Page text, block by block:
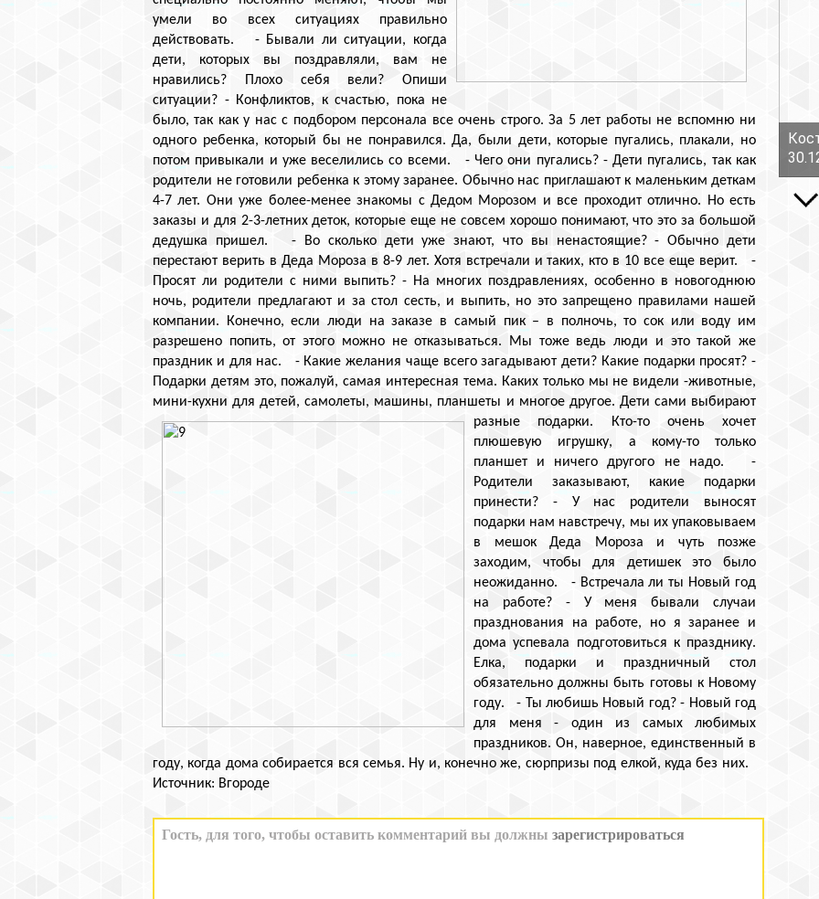
умели во всех ситуациях правильно
действовать. - Бывали ли ситуации, когда
дети, которых вы поздравляли, вам не
нравились? Плохо себя вели? Опиши
ситуации? - Конфликтов, к счастью, пока не
было, так как у нас с подбором персонала все очень строго. За 5 лет работы не вспомню ни
одного ребенка, который бы не понравился. Да, были дети, которые пугались, плакали, но
потом привыкали и уже веселились со всеми. - Чего они пугались? - Дети пугались, так как
родители не готовили ребенка к этому заранее. Обычно нас приглашают к маленьким деткам
4-7 лет. Они уже более-менее знакомы с Дедом Морозом и все проходит отлично. Но есть
заказы и для 2-3-летних деток, которые еще не совсем хорошо понимают, что это за большой
дедушка пришел. - Во сколько дети уже знают, что вы ненастоящие? - Обычно дети
перестают верить в Деда Мороза в 8-9 лет. Хотя встречали и таких, кто в 10 все еще верит. -
Просят ли родители с ними выпить? - На многих поздравлениях, особенно в новогоднюю
ночь, родители предлагают и за стол сесть, и выпить, но это запрещено правилами нашей
компании. Конечно, если люди на заказе в самый пик – в полночь, то сок или воду им
разрешено попить, от этого можно не отказываться. Мы тоже ведь люди и это такой же
праздник и для нас. - Какие желания чаще всего загадывают дети? Какие подарки просят? -
Подарки детям это, пожалуй, самая интересная тема. Каких только мы не видели -животные,
мини-кухни для детей, самолеты, машины, планшеты и многое другое. Дети сами выбирают
разные подарки.
Кто-то очень хочет
плюшевую игрушку, а кому-то только
планшет и ничего другого не надо. -
Родители заказывают, какие подарки
принести? - У нас родители выносят
подарки нам навстречу, мы их упаковываем
в мешок Деда Мороза и чуть позже
заходим, чтобы для детишек это было
неожиданно. - Встречала ли ты Новый год
на работе? - У меня бывали случаи
празднования на работе, но я заранее и
дома успевала подготовиться к празднику.
Елка, подарки и праздничный стол
обязательно должны быть готовы к Новому
году. - Ты любишь Новый год? - Новый год
для меня - один из самых любимых
праздников. Он, наверное, единственный в
году, когда дома собирается вся семья. Ну и, конечно же, сюрпризы под елкой, куда без них.
Источник: Вгороде